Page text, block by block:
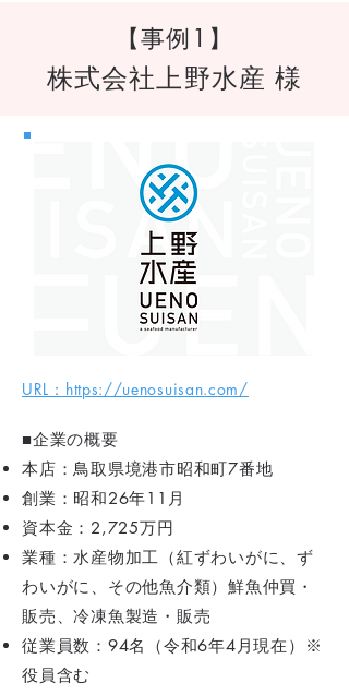
【事例1】
株式会社上野水産 様
URL：https://uenosuisan.com/
■企業の概要
本店：鳥取県境港市昭和町7番地
創業：昭和26年11月
資本金：2,725万円
業種：水産物加工（紅ずわいがに、ず
わいがに、その他魚介類）鮮魚仲買・
販売、冷凍魚製造・販売
従業員数：94名（令和6年4月現在）※
役員含む